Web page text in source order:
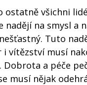
ostatně všichni
nadějí na smysl a
Tuto
vítězství musí
a péče
musí nějak